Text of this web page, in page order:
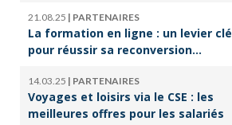
21.08.25 | PARTENAIRES
La formation en ligne : un levier clé
pour réussir sa reconversion
14.03.25 | PARTENAIRES
Voyages et loisirs via le CSE : les
meilleures offres pour les salariés